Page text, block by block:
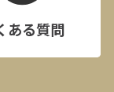
ある質問